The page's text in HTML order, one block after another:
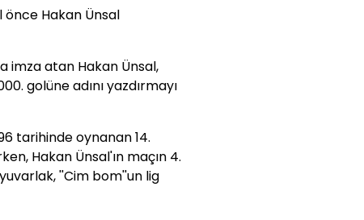
önce Hakan Ünsal
imza atan Hakan Ünsal,
golüne adını yazdırmayı
tarihinde oynanan 14.
Hakan Ünsal'ın maçın 4.
''Cim bom''un lig